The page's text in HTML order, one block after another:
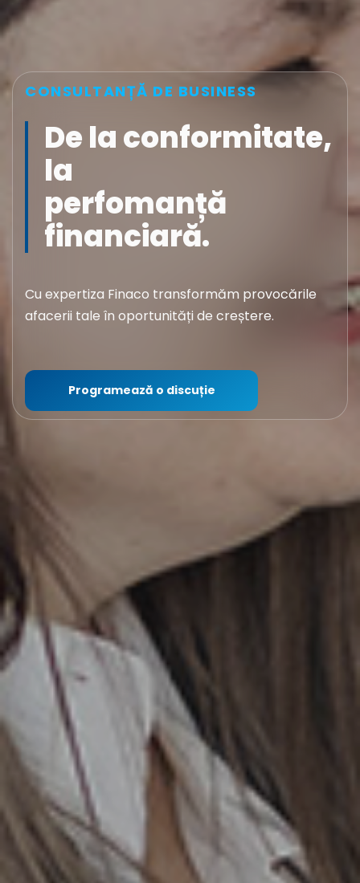
CONSULTANȚĂ DE BUSINESS
De la conformitate,
la
perfomanță
financiară.
Cu expertiza Finaco transformăm provocările
afacerii tale în oportunități de creștere.
Programează o discuție